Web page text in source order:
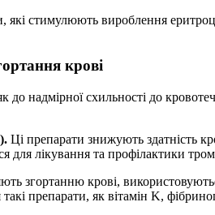
які стимулюють вироблення
крові
надмірної схильності до
Ці препарати знижують здатність
для лікування та профілактики
згортанню крові,
препарати, як вітамін K,